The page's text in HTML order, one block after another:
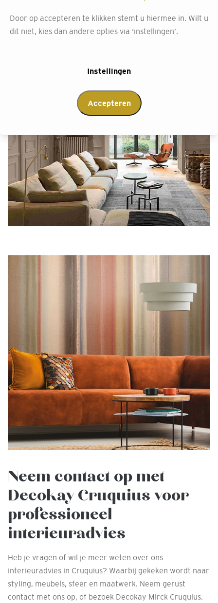
Neem contact op met
Decokay Cruquius voor
professioneel
interieuradvies
Heb je vragen of wil je meer weten over ons
interieuradvies in Cruquius? Waarbij gekeken wordt naar
styling, meubels, sfeer en maatwerk. Neem gerust
contact met ons op, of bezoek Decokay Mirck Cruquius.
Door op accepteren te klikken stemt u hiermee in. Wilt u
dit niet, kies dan andere opties via ‘instellingen’.
Instellingen
Accepteren